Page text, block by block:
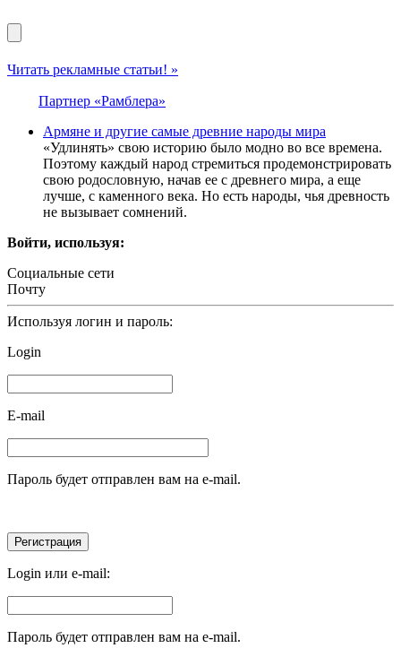
Читать рекламные статьи! »
Партнер «Рамблера»
Армяне и другие самые древние народы мира
«Удлинять» свою историю было модно во все времена.
Поэтому каждый народ стремиться продемонстрировать
свою родословную, начав ее с древнего мира, а еще
лучше, с каменного века. Но есть народы, чья древность
не вызывает сомнений.
Войти, используя:
Социальные сети
Почту
Используя логин и пароль:
Login
E-mail
Пароль будет отправлен вам на e-mail.
Login или e-mail:
Пароль будет отправлен вам на e-mail.